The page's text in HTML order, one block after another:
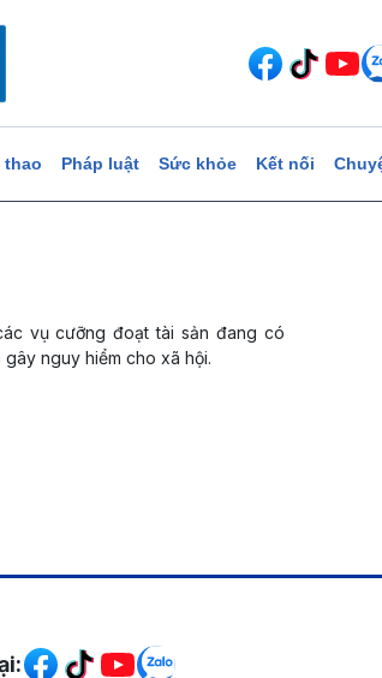
thao Pháp luật Sức khỏe Kết nối
vụ cưỡng đoạt tài sản đang có
nguy hiểm cho xã hội.